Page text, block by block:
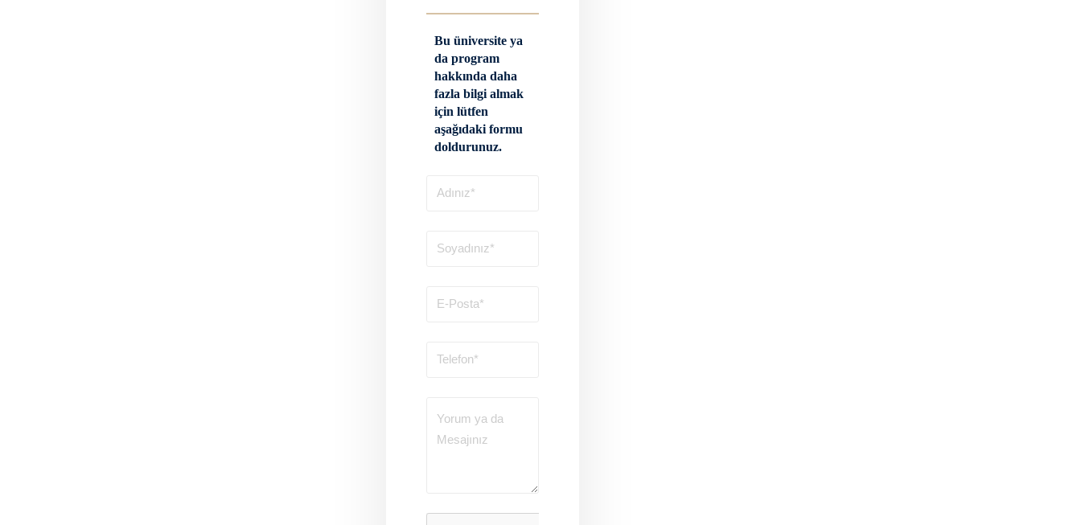
Bu üniversite ya
da program
hakkında daha
fazla bilgi almak
için lütfen
aşağıdaki formu
doldurunuz.